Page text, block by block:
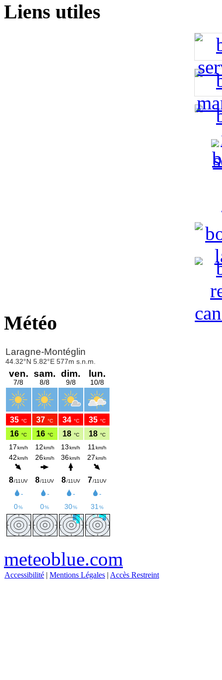
Liens utiles
Météo
meteoblue.com
Accessibilité | Mentions Légales | Accès Restreint